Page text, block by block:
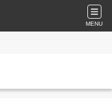
MENU